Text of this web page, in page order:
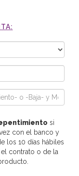
si
con el banco y
los 10 días hábiles
contrato o de la